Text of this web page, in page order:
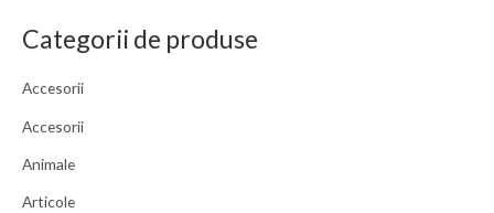
Categorii de produse
Accesorii
Accesorii
Animale
Articole